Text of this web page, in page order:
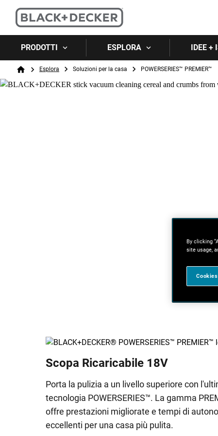
PRODOTTI ESPLORA IDEE +
Breadcrumb
HomeEsplora Soluzioni per la casa POWERSERIES™ PREMIER™
Scopa Ricaricabile 18V
Porta la pulizia a un livello superiore con
tecnologia POWERSERIES™. La gamma
offre prestazioni migliorate e tempi di
eccellenti per una casa più pulita.
By clicking
site usage,